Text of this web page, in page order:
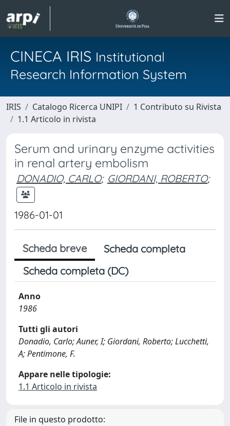
CINECA IRIS Institutional
Research Information System
IRIS Catalogo Ricerca UNIPI
1 Contributo su Rivista
1.1 Articolo in rivista
Serum and urinary enzyme activities
in renal artery embolism
DONADIO, CARLO; GIORDANI, ROBERTO;
1986-01-01
Scheda breve
Scheda completa
Scheda completa (DC)
Anno
1986
Tutti gli autori
Donadio, Carlo; Auner, I; Giordani, Roberto; Lucchetti,
A; Pentimone, F.
Appare nelle tipologie:
1.1 Articolo in rivista
File in questo prodotto: